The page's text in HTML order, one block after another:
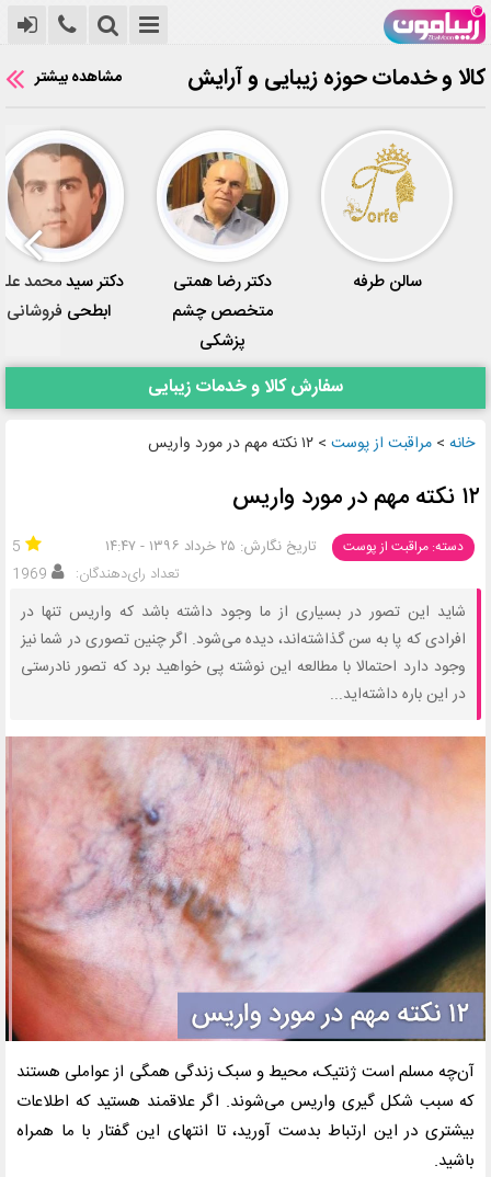
کالا و خدمات حوزه زیبایی و آرایش مشاهده بیشتر
سالن طرفه
دکتر رضا همتی
متخصص چشم
پزشکی
دکتر سید محمد
ابطحی فروشانی
سفارش کالا و خدمات زیبایی
خانه > مراقبت از پوست > ۱۲ نکته مهم در مورد واریس
۱۲ نکته مهم در مورد واریس
دسته: مراقبت از پوست تاریخ نگارش: ۲۵ خرداد ۱۳۹۶ - ۱۴:۴۷
5
تعداد رای‌دهندگان:
1969
شاید این تصور در بسیاری از ما وجود داشته باشد که واریس تنها در
افرادی که پا به سن گذاشته‌اند، دیده می‌شود. اگر چنین تصوری در شما نیز
وجود دارد احتمالا با مطالعه این نوشته پی خواهید برد که تصور نادرستی
در این باره داشته‌اید...
آن‌چه مسلم است ژنتیک، محیط و سبک زندگی همگی از عواملی هستند
که سبب شکل گیری واریس می‌شوند. اگر علاقمند هستید که اطلاعات
بیشتری در این ارتباط بدست آورید، تا انتهای این گفتار با ما همراه
باشید.